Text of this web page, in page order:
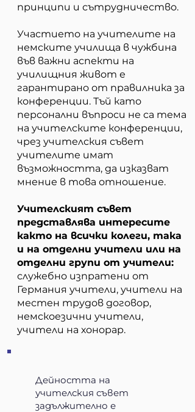
принципи и сътрудничество.
Участието на учителите на
немските училища в чужбина
във важни аспекти на
училищния живот е
гарантирано от правилника за
конференции. Тъй като
персонални въпроси не са тема
на учителските конференции,
чрез учителския съвет
учителите имат
възможността, да изказват
мнение в това отношение.
Учителският съвет
представлява интересите
както на всички колеги, така
и на отделни учители или на
отделни групи от учители:
служебно изпратени от
Германия учители, учители на
местен трудов договор,
немскоезични учители,
учители на хонорар.
Дейността на
учителския съвет
задължително е